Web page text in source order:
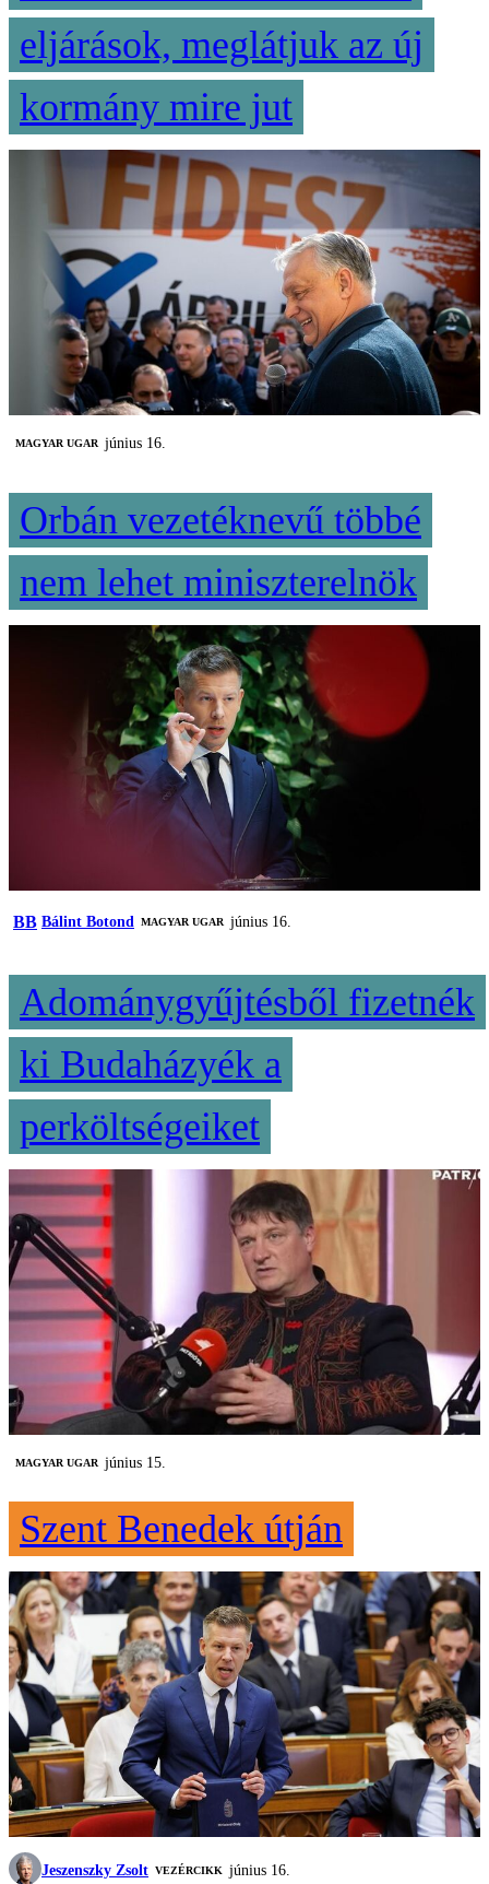
eljárások, meglátjuk az új
kormány mire jut
MAGYAR UGAR június 16.
Orbán vezetéknevű többé
nem lehet miniszterelnök
BB Bálint Botond MAGYAR UGAR június 16.
Adománygyűjtésből fizetnék
ki Budaházyék a
perköltségeiket
MAGYAR UGAR június 15.
Szent Benedek útján
Jeszenszky Zsolt VEZÉRCIKK június 16.